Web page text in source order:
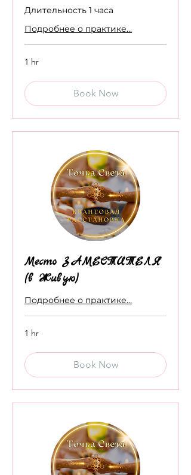
Длительность 1 часа
Подробнее о практике...
1 hr
Book Now
Место ЗАМЕСТИТЕЛЯ
(в Живую)
Подробнее о практике...
1 hr
Book Now